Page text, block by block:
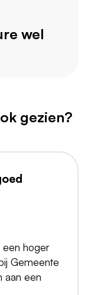
wel
gezien?
een hoger
Gemeente
aan een